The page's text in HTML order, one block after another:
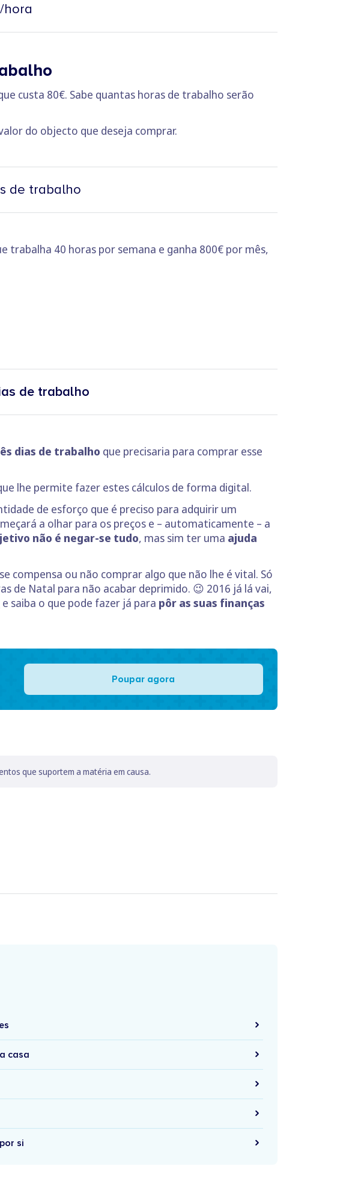
hora
custa 80€. Sabe quantas horas de trabalho serão
do objecto que deseja comprar.
de trabalho
trabalha 40 horas por semana e ganha 800€ por mês,
trabalho
dias de trabalho que precisaria para comprar esse
lhe permite fazer estes cálculos de forma digital.
de esforço que é preciso para adquirir um
a olhar para os preços e – automaticamente – a
não é negar-se tudo, mas sim ter uma ajuda
compensa ou não comprar algo que não lhe é vital. Só
de Natal para não acabar deprimido. 😉 2016 já lá vai,
e saiba o que pode fazer já para pôr as suas finanças
Poupar agora
que suportem a matéria em causa.
casa
si